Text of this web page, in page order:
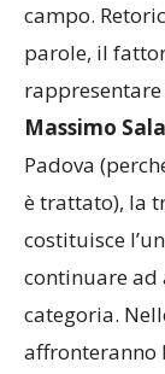
campo.
parole, il
Massimo Sala
Padova
è trattato), la
costituisce
continuare ad
categoria.
affronteranno